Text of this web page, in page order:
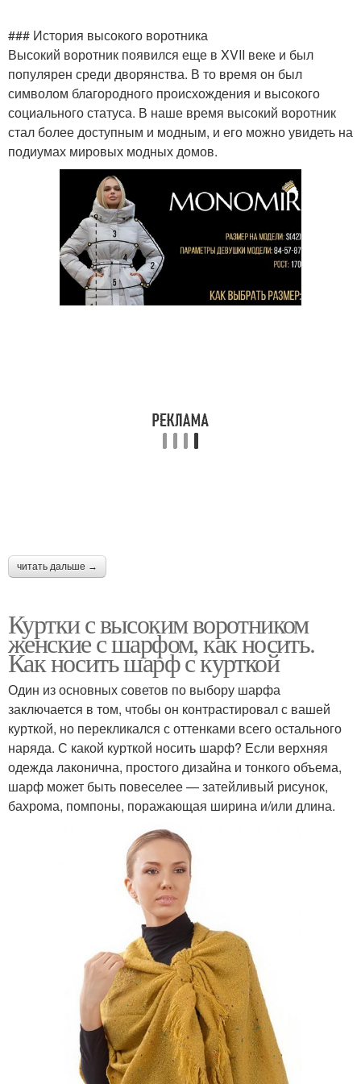
### История высокого воротника
Высокий воротник появился еще в XVII веке и был
популярен среди дворянства. В то время он был
символом благородного происхождения и высокого
социального статуса. В наше время высокий воротник
стал более доступным и модным, и его можно увидеть на
подиумах мировых модных домов.
читать дальше →
Куртки с высоким воротником
женские с шарфом, как носить.
Как носить шарф с курткой
Один из основных советов по выбору шарфа
заключается в том, чтобы он контрастировал с вашей
курткой, но перекликался с оттенками всего остального
наряда. С какой курткой носить шарф? Если верхняя
одежда лаконична, простого дизайна и тонкого объема,
шарф может быть повеселее — затейливый рисунок,
бахрома, помпоны, поражающая ширина и/или длина.